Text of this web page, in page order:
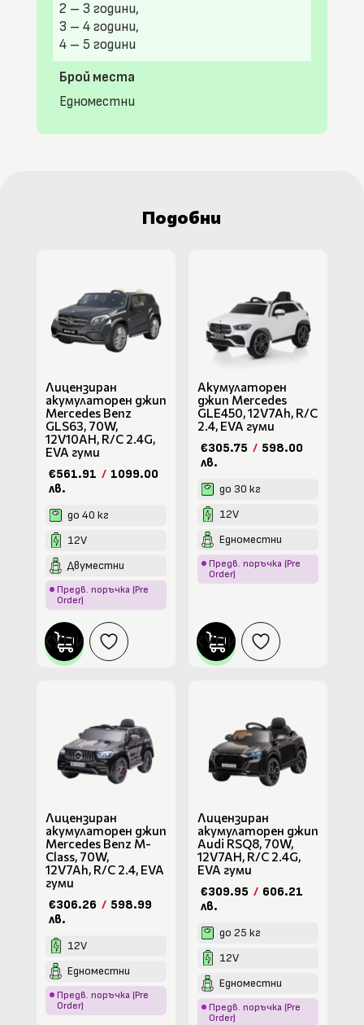
2 – 3 години,
3 – 4 години,
4 – 5 години
Брой места
Едноместни
Подобни
Лицензиран
акумулаторен джип
Mercedes Benz
GLS63, 70W,
12V10AH, R/C 2.4G,
EVA гуми
€561.91 / 1099.00
лв.
до 40 кг
12V
Двуместни
Предв. поръчка (Pre
Order)
КУПИ
Акумулаторен
джип Mercedes
GLE450, 12V7Ah, R/C
2.4, EVA гуми
€305.75 / 598.00
лв.
до 30 кг
12V
Едноместни
Предв. поръчка (Pre
Order)
КУПИ
Лицензиран
акумулаторен джип
Mercedes Benz M-
Class, 70W,
12V7Ah, R/C 2.4, EVA
гуми
€306.26 / 598.99
лв.
12V
Едноместни
Предв. поръчка (Pre
Order)
Лицензиран
акумулаторен джип
Audi RSQ8, 70W,
12V7AH, R/C 2.4G,
EVA гуми
€309.95 / 606.21
лв.
до 25 кг
12V
Едноместни
Предв. поръчка (Pre
Order)